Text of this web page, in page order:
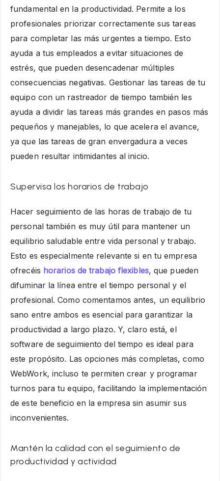
fundamental en la productividad. Permite a los
profesionales priorizar correctamente sus tareas
para completar las más urgentes a tiempo. Esto
ayuda a tus empleados a evitar situaciones de
estrés, que pueden desencadenar múltiples
consecuencias negativas. Gestionar las tareas de tu
equipo con un rastreador de tiempo también les
ayuda a dividir las tareas más grandes en pasos más
pequeños y manejables, lo que acelera el avance,
ya que las tareas de gran envergadura a veces
pueden resultar intimidantes al inicio.
Supervisa los horarios de trabajo
Hacer seguimiento de las horas de trabajo de tu
personal también es muy útil para mantener un
equilibrio saludable entre vida personal y trabajo.
Esto es especialmente relevante si en tu empresa
ofrecéis horarios de trabajo flexibles, que pueden
difuminar la línea entre el tiempo personal y el
profesional. Como comentamos antes, un equilibrio
sano entre ambos es esencial para garantizar la
productividad a largo plazo. Y, claro está, el
software de seguimiento del tiempo es ideal para
este propósito. Las opciones más completas, como
WebWork, incluso te permiten crear y programar
turnos para tu equipo, facilitando la implementación
de este beneficio en la empresa sin asumir sus
inconvenientes.
Mantén la calidad con el seguimiento de
productividad y actividad